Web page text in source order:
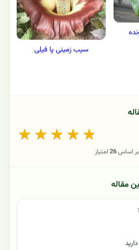
سیب زمینی پا فیلی
★ ★ ★ ★ ★
26امتیاز
مقاله